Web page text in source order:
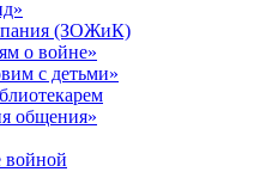
(ЗОЖиК)
о войне»
с детьми»
общения»
войной